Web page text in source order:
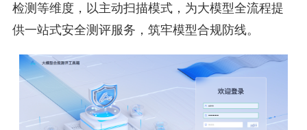
检测等维度，以主动扫描模式，为大模型全流程提
供一站式安全测评服务，筑牢模型合规防线。